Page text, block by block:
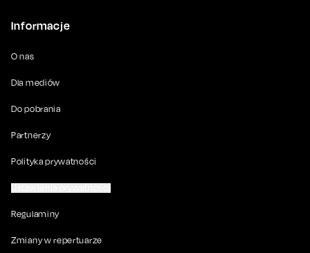
Informacje
O nas
Dla mediów
Do pobrania
Partnerzy
Polityka prywatności
Regulaminy
Zmiany w repertuarze